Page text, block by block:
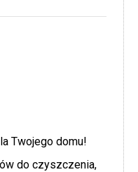
Twojego domu!
do czyszczenia,